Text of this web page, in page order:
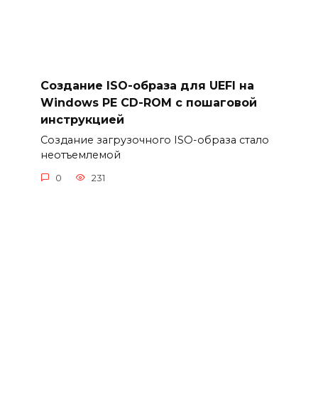
Создание ISO-образа для UEFI на
Windows PE CD-ROM с пошаговой
инструкцией
Создание загрузочного ISO-образа стало
неотъемлемой
0 231